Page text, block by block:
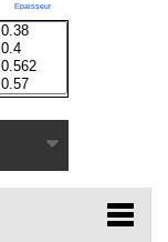
Epaisseur